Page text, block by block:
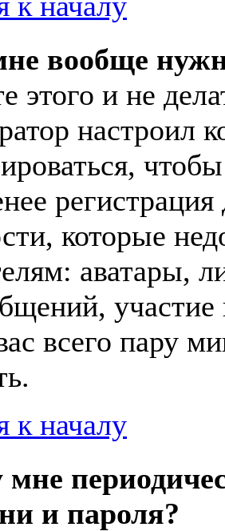
вообще
этого и не
которые
аватары,
участие
всего пару
к началу
и пароля?